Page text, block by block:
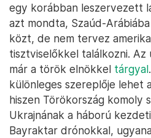
egy korábban leszervezett
azt mondta, Szaúd-
közt, de nem tervez
tisztviselőkkel találkozni.
már a török elnökkel tárgyal
különleges szereplője lehet
hiszen Törökország komoly
Ukrajnának a háború
Bayraktar drónokkal,